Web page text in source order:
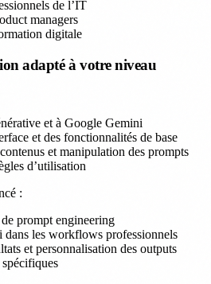
de l’IT
managers
digitale
adapté à votre niveau
et à Google Gemini
et des fonctionnalités de base
et manipulation des prompts
d’utilisation
:
prompt engineering
dans les workflows professionnels
et personnalisation des outputs